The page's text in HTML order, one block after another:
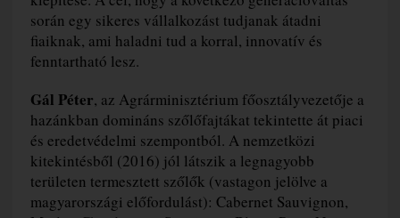
során egy sikeres vállalkozást tudjanak átadni
fiaiknak, ami haladni tud a korral, innovatív és
fenntartható lesz.
Gál Péter, az Agrárminisztérium főosztályvezetője a
hazánkban domináns szőlőfajtákat tekintette át piaci
és eredetvédelmi szempontból. A nemzetközi
kitekintésből (2016) jól látszik a legnagyobb
területen termesztett szőlők (vastagon jelölve a
magyarországi előfordulást): Cabernet Sauvignon,